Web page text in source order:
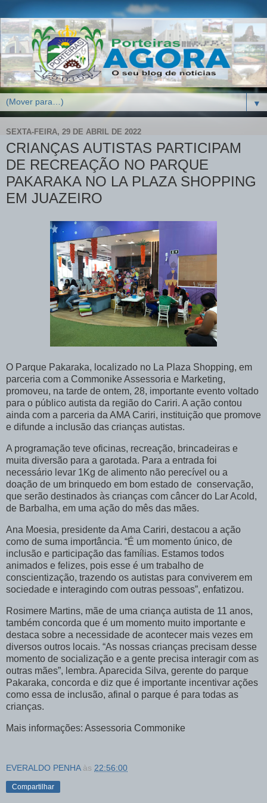
▼
SEXTA-FEIRA, 29 DE ABRIL DE 2022
CRIANÇAS AUTISTAS PARTICIPAM
DE RECREAÇÃO NO PARQUE
PAKARAKA NO LA PLAZA SHOPPING
EM JUAZEIRO
O Parque Pakaraka, localizado no La Plaza Shopping, em
parceria com a Commonike Assessoria e Marketing,
promoveu, na tarde de ontem, 28, importante evento voltado
para o público autista da região do Cariri. A ação contou
ainda com a parceria da AMA Cariri, instituição que promove
e difunde a inclusão das crianças autistas.
A programação teve oficinas, recreação, brincadeiras e
muita diversão para a garotada. Para a entrada foi
necessário levar 1Kg de alimento não perecível ou a
doação de um brinquedo em bom estado de conservação,
que serão destinados às crianças com câncer do Lar Acold,
de Barbalha, em uma ação do mês das mães.
Ana Moesia, presidente da Ama Cariri, destacou a ação
como de suma importância. “É um momento único, de
inclusão e participação das famílias. Estamos todos
animados e felizes, pois esse é um trabalho de
conscientização, trazendo os autistas para conviverem em
sociedade e interagindo com outras pessoas”, enfatizou.
Rosimere Martins, mãe de uma criança autista de 11 anos,
também concorda que é um momento muito importante e
destaca sobre a necessidade de acontecer mais vezes em
diversos outros locais. “As nossas crianças precisam desse
momento de socialização e a gente precisa interagir com as
outras mães”, lembra. Aparecida Silva, gerente do parque
Pakaraka, concorda e diz que é importante incentivar ações
como essa de inclusão, afinal o parque é para todas as
crianças.
Mais informações: Assessoria Commonike
EVERALDO PENHA às 22:56:00
Compartilhar